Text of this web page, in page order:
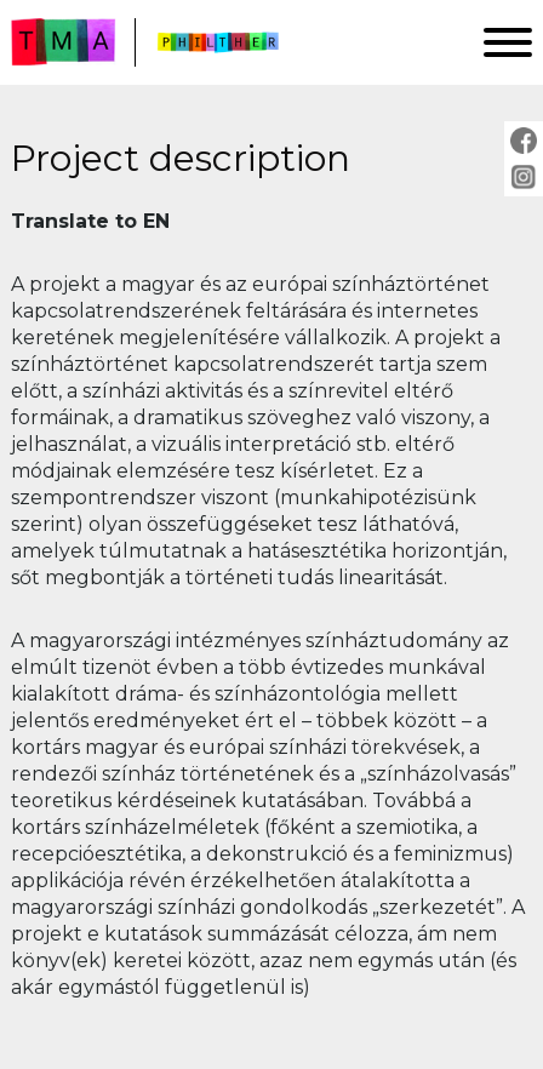
HOMEPAGE
ANALYSIS
PROJECT DESCRIPTION
GUIDE
PLAYS:
by title
by year
by director
Project description
Translate to EN
A projekt a magyar és az európai színháztörténet
kapcsolatrendszerének feltárására és internetes
keretének megjelenítésére vállalkozik. A projekt a
színháztörténet kapcsolatrendszerét tartja szem
előtt, a színházi aktivitás és a színrevitel eltérő
formáinak, a dramatikus szöveghez való viszony, a
jelhasználat, a vizuális interpretáció stb. eltérő
módjainak elemzésére tesz kísérletet. Ez a
szempontrendszer viszont (munkahipotézisünk
szerint) olyan összefüggéseket tesz láthatóvá,
amelyek túlmutatnak a hatásesztétika horizontján,
sőt megbontják a történeti tudás linearitását.
A magyarországi intézményes színháztudomány az
elmúlt tizenöt évben a több évtizedes munkával
kialakított dráma- és színházontológia mellett
jelentős eredményeket ért el – többek között – a
kortárs magyar és európai színházi törekvések, a
rendezői színház történetének és a „színházolvasás”
teoretikus kérdéseinek kutatásában. Továbbá a
kortárs színházelméletek (főként a szemiotika, a
recepcióesztétika, a dekonstrukció és a feminizmus)
applikációja révén érzékelhetően átalakította a
magyarországi színházi gondolkodás „szerkezetét”. A
projekt e kutatások summázását célozza, ám nem
könyv(ek) keretei között, azaz nem egymás után (és
akár egymástól függetlenül is)